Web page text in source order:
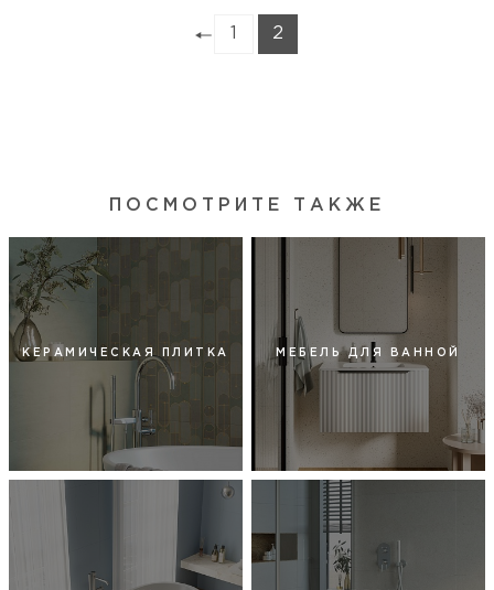
2
ПОСМОТРИТЕ ТАКЖЕ
КЕРАМИЧЕСКАЯ ПЛИТКА МЕБЕЛЬ ДЛЯ ВАННОЙ